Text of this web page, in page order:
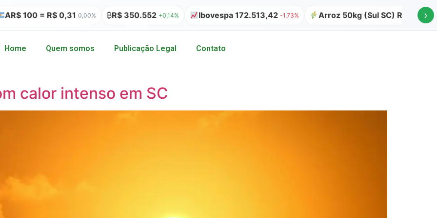
100 = R$ 0,31 0,00% ₿R$ 350.552 +0,14% Ibovespa 172.513,42 -1,73% Arroz 50kg (Sul SC) R$ 64,00 ›
Home Quem somos Publicação Legal Contato
calor intenso em SC